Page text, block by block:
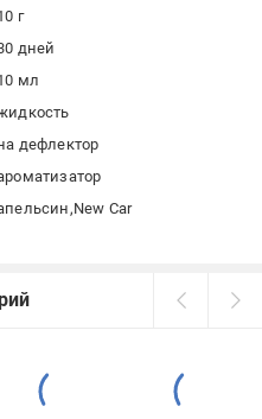
г
дней
мл
дефлектор
New Car